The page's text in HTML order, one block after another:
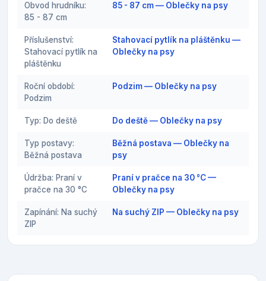
Obvod hrudníku:
85 - 87 cm
85 - 87 cm — Oblečky na psy
Příslušenství:
Stahovací pytlík na
pláštěnku
Stahovací pytlík na pláštěnku —
Oblečky na psy
Roční období:
Podzim
Podzim — Oblečky na psy
Typ: Do deště Do deště — Oblečky na psy
Typ postavy:
Běžná postava
Běžná postava — Oblečky na
psy
Údržba: Praní v
pračce na 30 °C
Praní v pračce na 30 °C —
Oblečky na psy
Zapínání: Na suchý
ZIP
Na suchý ZIP — Oblečky na psy